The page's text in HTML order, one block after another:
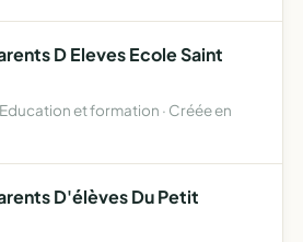
D Eleves Ecole Saint
et formation · Créée en
D'élèves Du Petit